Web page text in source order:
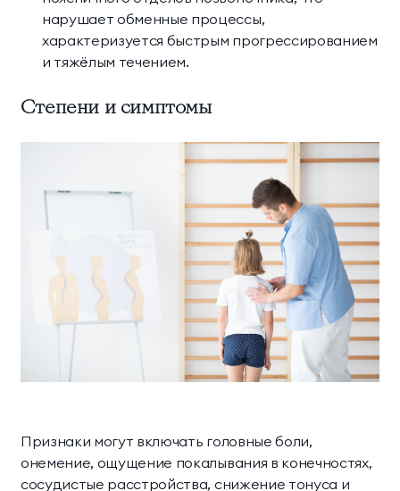
нарушает обменные процессы,
характеризуется быстрым прогрессированием
и тяжёлым течением.
Степени и симптомы
Признаки могут включать головные боли,
онемение, ощущение покалывания в конечностях,
сосудистые расстройства, снижение тонуса и